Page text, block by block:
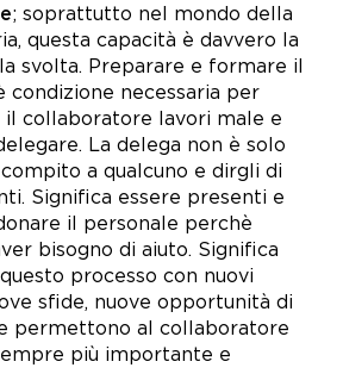
; soprattutto nel mondo della
questa capacità è davvero la
svolta. Preparare e formare il
condizione necessaria per
il collaboratore lavori male e
La delega non è solo
a qualcuno e dirgli di
Significa essere presenti e
il personale perchè
bisogno di aiuto. Significa
processo con nuovi
sfide, nuove opportunità di
permettono al collaboratore
più importante e